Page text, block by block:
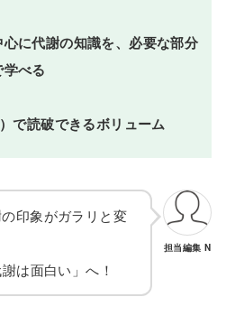
に代謝の知識を、必要な部分
べる
で読破できるボリューム
担当編集 N
印象がガラリと変
謝は面白い」へ！